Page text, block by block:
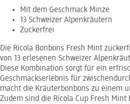
Mit dem Geschmack Minze
13 Schweizer Alpenkräutern
Zuckerfrei
Die Ricola Bonbons Fresh Mint
von 13 erlesenen Schweizer
Diese Kombination sorgt für ein
Geschmackserlebnis für
macht die Kräuterbonbons zu einem
Zudem sind die Ricola Cup Fresh